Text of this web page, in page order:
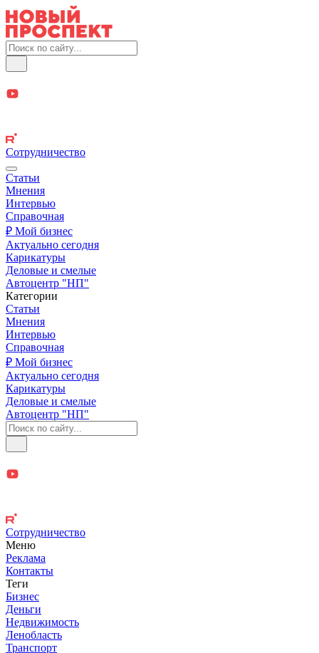
Сотрудничество
Статьи
Мнения
Интервью
Справочная
₽ Мой бизнес
Актуально сегодня
Карикатуры
Деловые и смелые
Автоцентр "НП"
Категории
Статьи
Мнения
Интервью
Справочная
₽ Мой бизнес
Актуально сегодня
Карикатуры
Деловые и смелые
Автоцентр "НП"
Сотрудничество
Меню
Реклама
Контакты
Теги
Бизнес
Деньги
Недвижимость
Ленобласть
Транспорт